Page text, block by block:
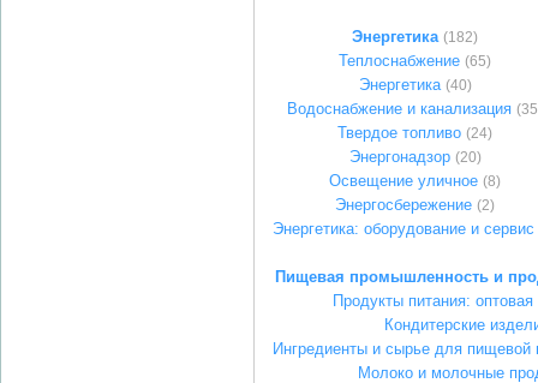
Энергетика (182)
Теплоснабжение (65)
Энергетика (40)
Водоснабжение и канализация
Твердое топливо (24)
Энергонадзор (20)
Освещение уличное (8)
Энергосбережение (2)
Энергетика: оборудование и сервис
Пищевая промышленность и
Продукты питания: оптовая
Кондитерские
Ингредиенты и сырье для
Молоко и молочные